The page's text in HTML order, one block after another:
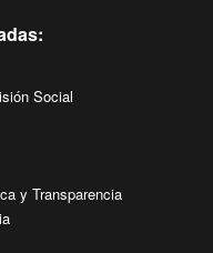
Social
y Transparencia